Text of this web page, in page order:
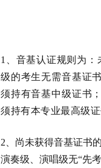
1、音基认证规则为
级的考生无需音基证
须持有音基中级证书
须持有本专业最高级
2、尚未获得音基证书
演奏级、演唱级无“先